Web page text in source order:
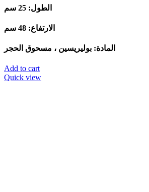
الطول: 25 سم
الارتفاع: 48 سم
المادة: بوليريسين ، مسحوق الحجر
Add to cart
Quick view